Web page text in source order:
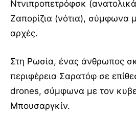
Ντνιπροπετρόφσκ
Ζαπορίζια (νότια), σύμφωνα
αρχές.
Στη Ρωσία, ένας άνθρωπος
περιφέρεια Σαρατόφ σε
drones, σύμφωνα με τον
Μπουσαργκίν.